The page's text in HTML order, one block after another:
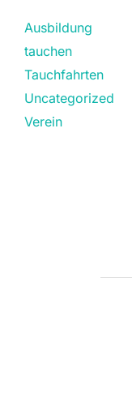
Ausbildung
tauchen
Tauchfahrten
Uncategorized
Verein